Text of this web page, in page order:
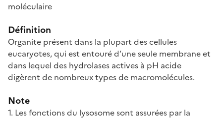
moléculaire
Définition
Organite présent dans la plupart des cellules
eucaryotes, qui est entouré d’une seule membrane et
dans lequel des hydrolases actives à pH acide
digèrent de nombreux types de macromolécules.
Note
1. Les fonctions du lysosome sont assurées par la